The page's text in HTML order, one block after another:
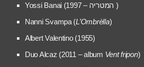
Yossi Banai (1997 – המטריה )
Nanni Svampa (L’Ombrèlla)
Albert Valentino (1955)
Duo Alcaz (2011 – album Vent fripon)